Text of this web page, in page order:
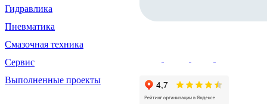
Гидравлика
Пневматика
Смазочная техника
Сервис
Выполненные проекты